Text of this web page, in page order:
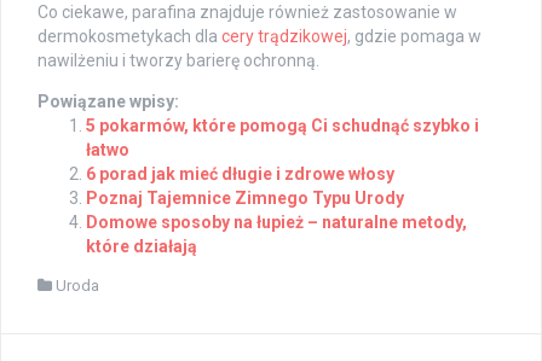
Co ciekawe, parafina znajduje również zastosowanie w
dermokosmetykach dla cery trądzikowej, gdzie pomaga w
nawilżeniu i tworzy barierę ochronną.
Powiązane wpisy:
5 pokarmów, które pomogą Ci schudnąć szybko i
łatwo
6 porad jak mieć długie i zdrowe włosy
Poznaj Tajemnice Zimnego Typu Urody
Domowe sposoby na łupież – naturalne metody,
które działają
Uroda